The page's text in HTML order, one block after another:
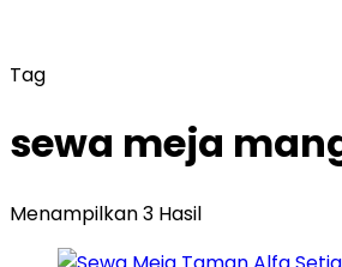
Tag
sewa meja
Menampilkan 3 Hasil